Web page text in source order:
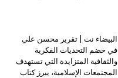
البيضاء نت | تقرير محسن علي
في خضم التحديات الفكرية
والثقافية المتزايدة التي تستهدف
المجتمعات الإسلامية، يبرز كتاب